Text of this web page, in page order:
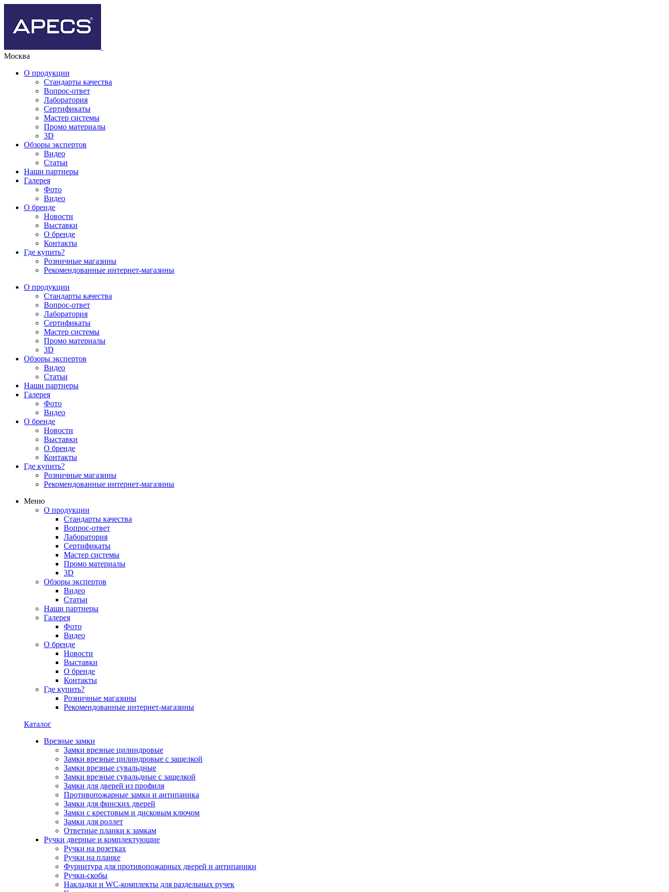
Москва
О продукции
Стандарты качества
Вопрос-ответ
Лаборатория
Сертификаты
Мастер системы
Промо материалы
3D
Обзоры экспертов
Видео
Статьи
Наши партнеры
Галерея
Фото
Видео
О бренде
Новости
Выставки
О бренде
Контакты
Где купить?
Розничные магазины
Рекомендованные интернет-магазины
О продукции
Стандарты качества
Вопрос-ответ
Лаборатория
Сертификаты
Мастер системы
Промо материалы
3D
Обзоры экспертов
Видео
Статьи
Наши партнеры
Галерея
Фото
Видео
О бренде
Новости
Выставки
О бренде
Контакты
Где купить?
Розничные магазины
Рекомендованные интернет-магазины
Меню
О продукции
Стандарты качества
Вопрос-ответ
Лаборатория
Сертификаты
Мастер системы
Промо материалы
3D
Обзоры экспертов
Видео
Статьи
Наши партнеры
Галерея
Фото
Видео
О бренде
Новости
Выставки
О бренде
Контакты
Где купить?
Розничные магазины
Рекомендованные интернет-магазины
Каталог
Врезные замки
Замки врезные цилиндровые
Замки врезные цилиндровые с защелкой
Замки врезные сувальдные
Замки врезные сувальдные с защелкой
Замки для дверей из профиля
Противопожарные замки и антипаника
Замки для финских дверей
Замки с крестовым и дисковым ключом
Замки для роллет
Ответные планки к замкам
Ручки дверные и комплектующие
Ручки на розетках
Ручки на планке
Фурнитура для противопожарных дверей и антипаники
Ручки-скобы
Накладки и WC-комплекты для раздельных ручек